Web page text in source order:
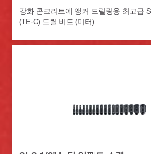
강화 콘크리트에 앵커 드릴링용 최고급
(TE-C) 드릴 비트 (미터)